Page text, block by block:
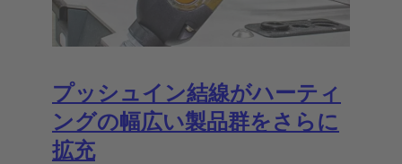
プッシュイン結線がハーティ
ングの幅広い製品群をさらに
拡充